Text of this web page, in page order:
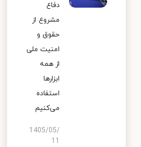
دفاع
مشروع از
حقوق و
امنیت ملی
از همه
ابزارها
استفاده
می‌کنیم
1405/05/